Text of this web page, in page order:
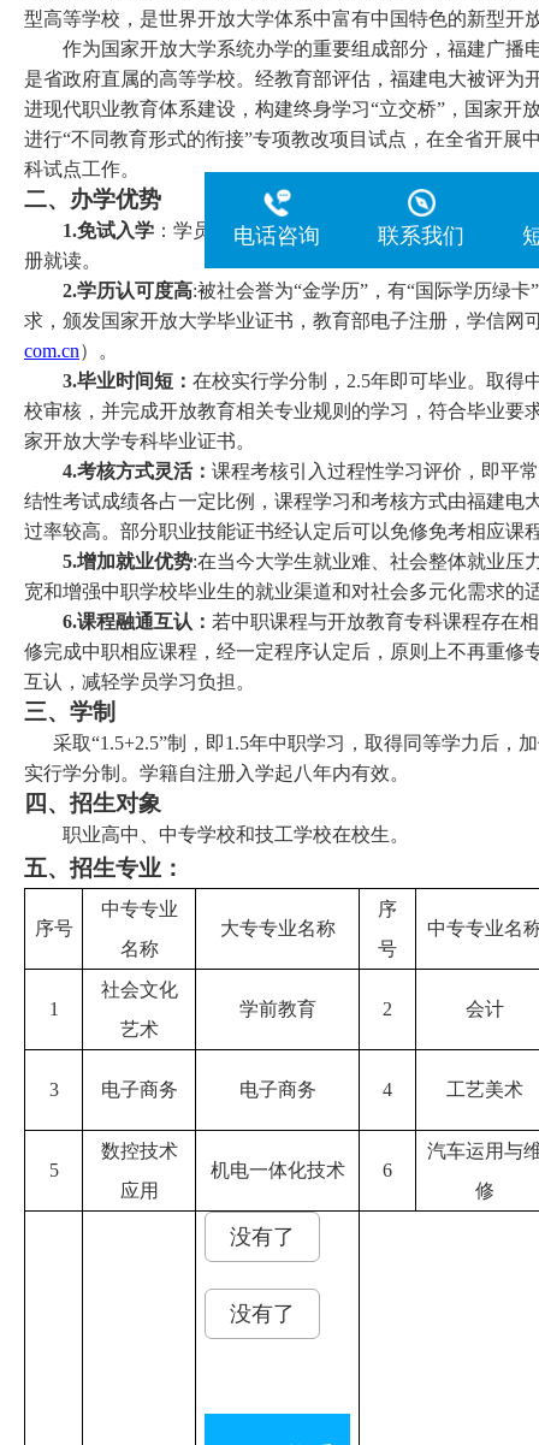
型高等学校，是世界开放大学体系中富有中国特色的新型开
作为国家开放大学系统办学的重要组成部分，福建广播
是省政府直属的高等学校。经教育部评估，福建电大被评为
进现代职业教育体系建设，构建终身学习“立交桥”，国家开
进行“不同教育形式的衔接”专项教改项目试点，在全省开展
科试点工作。
二、办学优势
1.免试入学 ：学员不必参加全国统一的入学考试，经终
册就读。
2.学历认可度高:被社会誉为“金学历”，有“国际学历绿
求，颁发国家开放大学毕业证书，教育部电子注册，学信网
com.cn）。
3.毕业时间短：在校实行学分制，2.5年即可毕业。取得
校审核，并完成开放教育相关专业规则的学习，符合毕业要
家开放大学专科毕业证书。
4.考核方式灵活：课程考核引入过程性学习评价，即平
结性考试成绩各占一定比例，课程学习和考核方式由福建电
过率较高。部分职业技能证书经认定后可以免修免考相应课
5.增加就业优势:在当今大学生就业难、社会整体就业压
宽和增强中职学校毕业生的就业渠道和对社会多元化需求的
6.课程融通互认： 若中职课程与开放教育专科课程存在
修完成中职相应课程，经一定程序认定后，原则上不再重修
互认，减轻学员学习负担。
三、学制
采取“1.5+2.5”制，即1.5年中职学习，取得同等学力后，
实行学分制。学籍自注册入学起八年内有效。
四、招生对象
职业高中、中专学校和技工学校在校生。
五、招生专业：
序号
中专专业
名称
大专专业名称
序
号
中专专业名
1
社会文化
艺术
学前教育 2 会计
3 电子商务 电子商务 4 工艺美术
5
数控技术
应用
机电一体化技术 6
汽车运用与
修
没有了
没有了
电话咨询 联系我们